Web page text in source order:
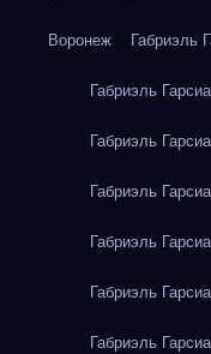
Воронеж Габриэль
Габриэль
Габриэль
Габриэль
Габриэль
Габриэль
Габриэль